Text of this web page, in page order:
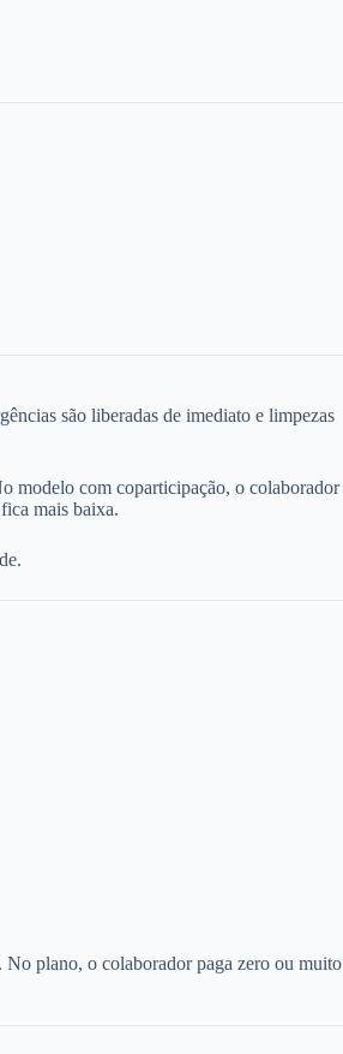
são liberadas de imediato e limpezas
modelo com coparticipação, o colaborador
mais baixa.
plano, o colaborador paga zero ou muito